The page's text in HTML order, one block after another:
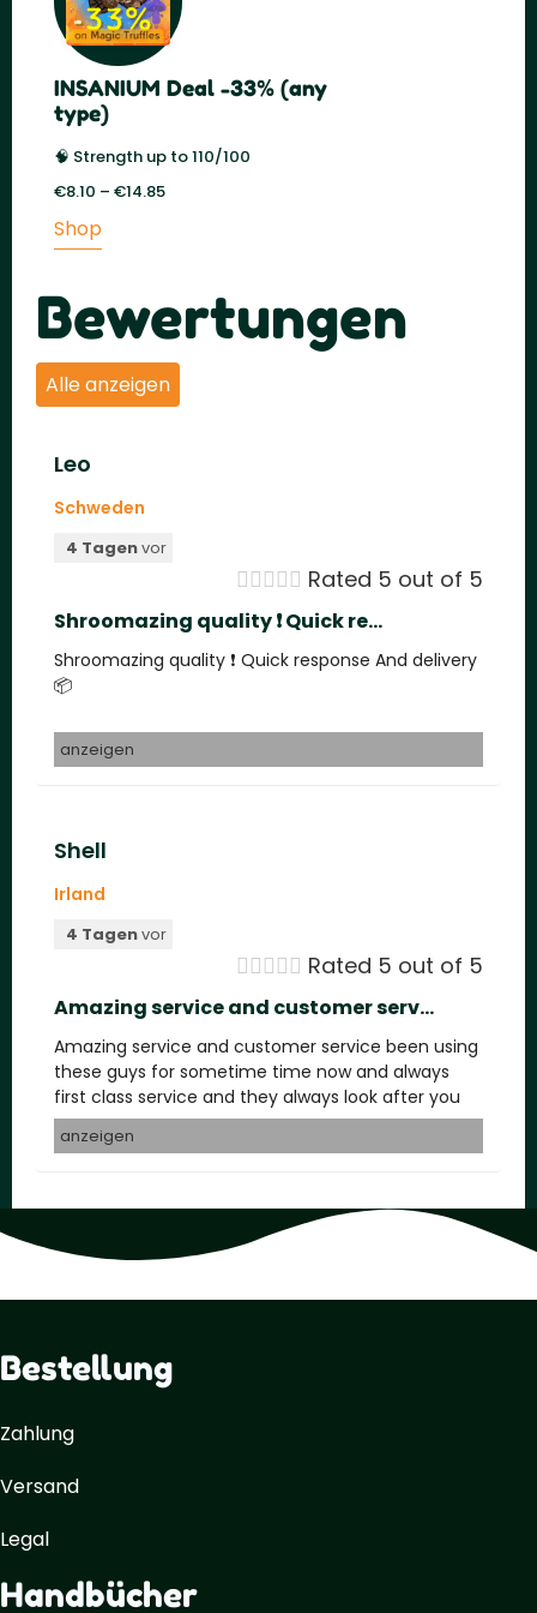
INSANIUM Deal -33% (any
type)
🧠 Strength up to 110/100
€8.10 – €14.85
Shop
Bewertungen
Alle anzeigen
Leo
Schweden
4 Tagenvor
 Rated 5 out of 5
Shroomazing quality ❗️ Quick re...
Shroomazing quality ❗️ Quick response And delivery
📦
anzeigen
Shell
Irland
4 Tagenvor
 Rated 5 out of 5
Amazing service and customer serv...
Amazing service and customer service been using
these guys for sometime time now and always
first class service and they always look after you
anzeigen
Bestellung
Zahlung
Versand
Legal
Handbücher